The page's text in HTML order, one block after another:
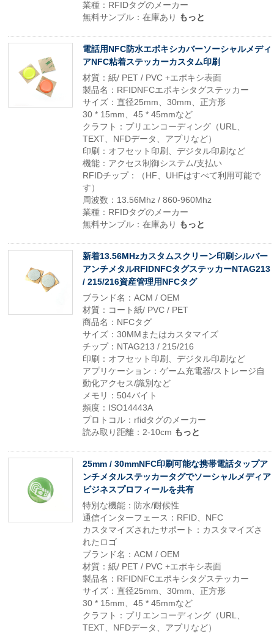
業種：RFIDタグのメーカー
無料サンプル：在庫あり もっと
電話用NFC防水エポキシカバーソーシャルメディ
アNFC粘着ステッカーカスタム印刷
材質：紙/ PET / PVC +エポキシ表面
製品名：RFIDNFCエポキシタグステッカー
サイズ：直径25mm、30mm、正方形
30 * 15mm、45 * 45mmなど
クラフト：プリエンコーディング（URL、
TEXT、NFDデータ、アプリなど）
印刷：オフセット印刷、デジタル印刷など
機能：アクセス制御システム/支払い
RFIDチップ：（HF、UHFはすべて利用可能で
す）
周波数：13.56Mhz / 860-960Mhz
業種：RFIDタグのメーカー
無料サンプル：在庫あり もっと
新着13.56MHzカスタムスクリーン印刷シルバー
アンチメタルRFIDNFCタグステッカーNTAG213
/ 215/216資産管理用NFCタグ
ブランド名：ACM / OEM
材質：コート紙/ PVC / PET
商品名：NFCタグ
サイズ：30MMまたはカスタマイズ
チップ：NTAG213 / 215/216
印刷：オフセット印刷、デジタル印刷など
アプリケーション：ゲーム充電器/ストレージ自
動化アクセス/識別など
メモリ：504バイト
頻度：ISO14443A
プロトコル：rfidタグのメーカー
読み取り距離：2-10cm もっと
25mm / 30mmNFC印刷可能な携帯電話タップア
ンチメタルステッカータグでソーシャルメディア
ビジネスプロフィールを共有
特別な機能：防水/耐候性
通信インターフェース：RFID、NFC
カスタマイズされたサポート：カスタマイズさ
れたロゴ
ブランド名：ACM / OEM
材質：紙/ PET / PVC +エポキシ表面
製品名：RFIDNFCエポキシタグステッカー
サイズ：直径25mm、30mm、正方形
30 * 15mm、45 * 45mmなど
クラフト：プリエンコーディング（URL、
TEXT、NFDデータ、アプリなど）